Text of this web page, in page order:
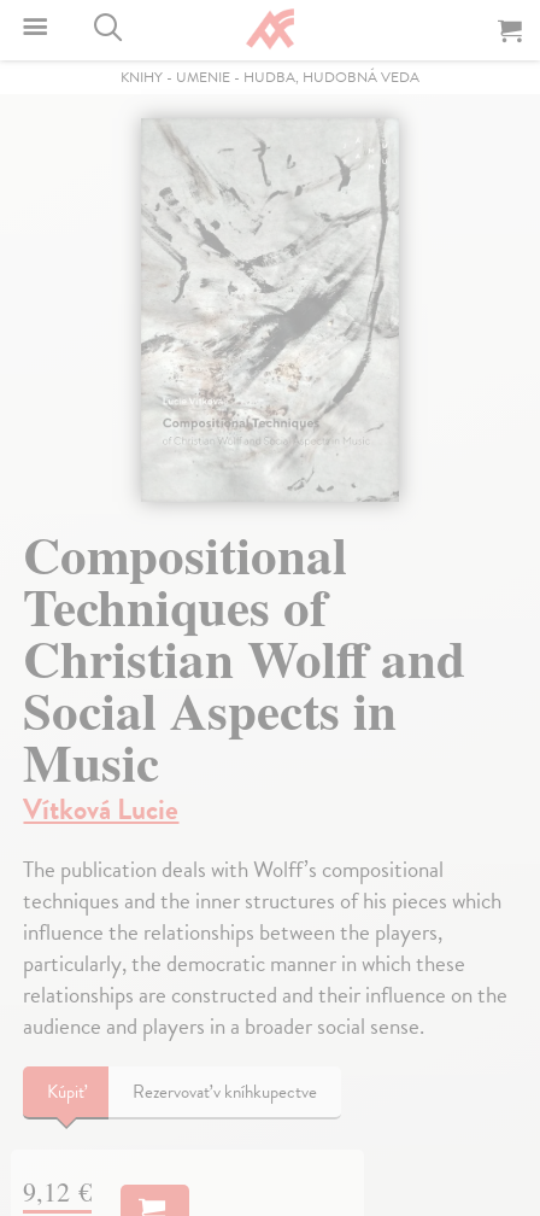
KNIHY - UMENIE - HUDBA, HUDOBNÁ VEDA
Compositional
Techniques of
Christian Wolff and
Social Aspects in
Music
Vítková Lucie
The publication deals with Wolff’s compositional
techniques and the inner structures of his pieces which
influence the relationships between the players,
particularly, the democratic manner in which these
relationships are constructed and their influence on the
audience and players in a broader social sense.
Kúpiť Rezervovať v kníhkupectve
9,12 €